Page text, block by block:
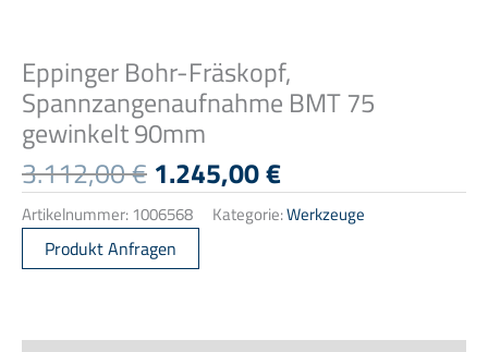
Eppinger Bohr-Fräskopf,
Spannzangenaufnahme BMT 75
gewinkelt 90mm
3.112,00€ Ursprünglicher
Preis
war:
3.112,00 €
1.245,00€Aktueller
Preis
ist:
Artikelnummer: 1006568 Kategorie:Werkzeuge
Produkt Anfragen